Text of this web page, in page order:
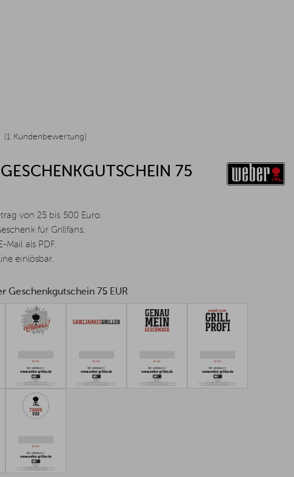
(1 Kundenbewertung)
75
von 25 bis 500 Euro.
für Grillfans.
Mail als PDF.
einlösbar.
Geschenkgutschein 75 EUR